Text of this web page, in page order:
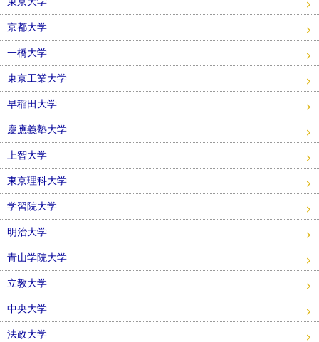
京都大学
一橋大学
東京工業大学
早稲田大学
慶應義塾大学
上智大学
東京理科大学
学習院大学
明治大学
青山学院大学
立教大学
中央大学
法政大学